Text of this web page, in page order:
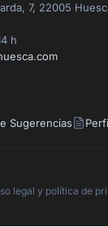
7, 22005
h
Sugerencias
legal y política de